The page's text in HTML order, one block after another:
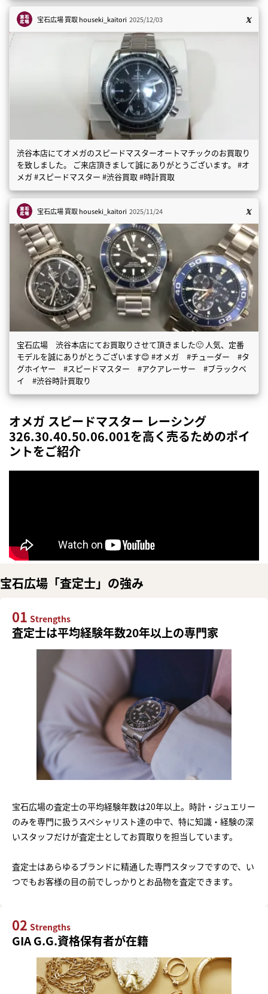
宝石広場 買取houseki_kaitori 2025/12/03
渋谷本店にてオメガのスピードマスターオートマチックのお買取り
を致しました。 ご来店頂きまして誠にありがとうございます。 #オ
メガ #スピードマスター #渋谷買取 #時計買取
宝石広場 買取houseki_kaitori 2025/11/24
宝石広場 渋谷本店にてお買取りさせて頂きました🙂 人気、定番
モデルを誠にありがとうございます😊 #オメガ #チューダー #タ
グホイヤー #スピードマスター #アクアレーサー #ブラックベ
イ #渋谷時計買取り
オメガ スピードマスター レーシング
326.30.40.50.06.001を高く売るためのポイ
ントをご紹介
宝石広場「査定士」の強み
01 Strengths
査定士は平均経験年数20年以上の専門家
宝石広場の査定士の平均経験年数は20年以上。時計・ジュエリー
のみを専門に扱うスペシャリスト達の中で、特に知識・経験の深
いスタッフだけが査定士としてお買取りを担当しています。
査定士はあらゆるブランドに精通した専門スタッフですので、い
つでもお客様の目の前でしっかりとお品物を査定できます。
02 Strengths
GIA G.G.資格保有者が在籍